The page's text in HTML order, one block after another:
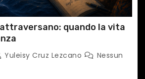
attraversano: quando la vita
Yuleisy Cruz Lezcano
Nessun